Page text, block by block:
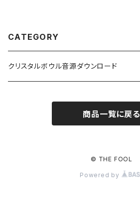
CATEGORY
クリスタルボウル音源ダウンロード
商品一覧に戻る
© THE FOOL
Powered by